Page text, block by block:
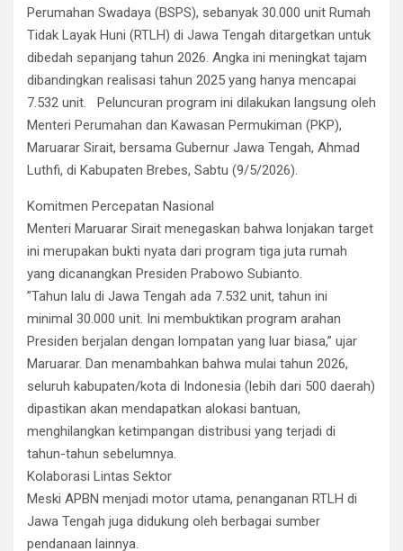
Perumahan Swadaya (BSPS), sebanyak 30.000 unit Rumah
Tidak Layak Huni (RTLH) di Jawa Tengah ditargetkan untuk
dibedah sepanjang tahun 2026. Angka ini meningkat tajam
dibandingkan realisasi tahun 2025 yang hanya mencapai
7.532 unit. Peluncuran program ini dilakukan langsung oleh
Menteri Perumahan dan Kawasan Permukiman (PKP),
Maruarar Sirait, bersama Gubernur Jawa Tengah, Ahmad
Luthfi, di Kabupaten Brebes, Sabtu (9/5/2026).
Komitmen Percepatan Nasional
​Menteri Maruarar Sirait menegaskan bahwa lonjakan target
ini merupakan bukti nyata dari program tiga juta rumah
yang dicanangkan Presiden Prabowo Subianto.
​”Tahun lalu di Jawa Tengah ada 7.532 unit, tahun ini
minimal 30.000 unit. Ini membuktikan program arahan
Presiden berjalan dengan lompatan yang luar biasa,” ujar
Maruarar. Dan menambahkan bahwa mulai tahun 2026,
seluruh kabupaten/kota di Indonesia (lebih dari 500 daerah)
dipastikan akan mendapatkan alokasi bantuan,
menghilangkan ketimpangan distribusi yang terjadi di
tahun-tahun sebelumnya.
​Kolaborasi Lintas Sektor
​Meski APBN menjadi motor utama, penanganan RTLH di
Jawa Tengah juga didukung oleh berbagai sumber
pendanaan lainnya.